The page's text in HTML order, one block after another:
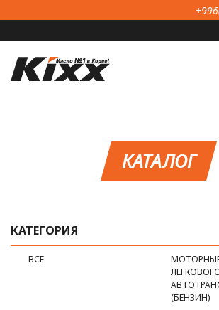
Перейти к основному содержанию
КАТАЛОГ
КАТЕГОРИЯ
ВСЕ
(БЕНЗИН)